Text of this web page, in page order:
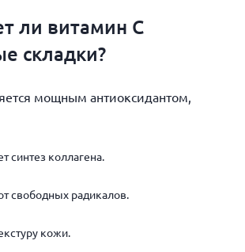
ли витамин С
складки?
мощным антиоксидантом,
синтез коллагена.
свободных радикалов.
кожи.